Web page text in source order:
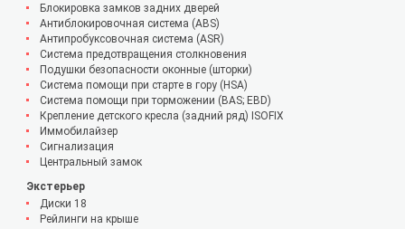
Блокировка замков задних дверей
Антиблокировочная система (ABS)
Антипробуксовочная система (ASR)
Система предотвращения столкновения
Подушки безопасности оконные (шторки)
Система помощи при старте в гору (HSA)
Система помощи при торможении (BAS; EBD)
Крепление детского кресла (задний ряд) ISOFIX
Иммобилайзер
Сигнализация
Центральный замок
Экстерьер
Диски 18
Рейлинги на крыше